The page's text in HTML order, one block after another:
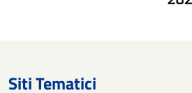
Siti Tematici